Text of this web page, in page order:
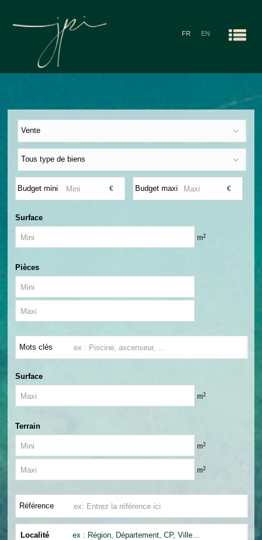
FR EN
ACCUEIL
ALERTE E-MAIL
CONTACT
Vente
Tous type de biens
Budget mini € Budget maxi €
Surface
m2
Pièces
Mots clés
Surface
m2
Terrain
m2
m2
Référence
Localité